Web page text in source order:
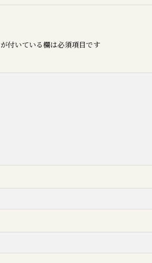
が付いている欄は必須項目です